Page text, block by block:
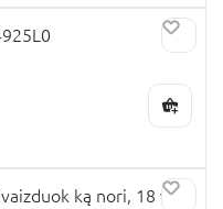
ką nori, 18 vnt,